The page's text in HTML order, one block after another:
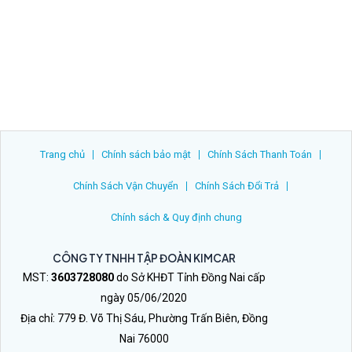
Trang chủ Chính sách bảo mật Chính Sách Thanh Toán
Chính Sách Vận Chuyển Chính Sách Đổi Trả
Chính sách & Quy định chung
CÔNG TY TNHH TẬP ĐOÀN KIMCAR
MST: 3603728080do Sở KHĐT Tỉnh Đồng Nai cấp
ngày 05/06/2020
Địa chỉ: 779 Đ. Võ Thị Sáu, Phường Trấn Biên, Đồng
Nai 76000